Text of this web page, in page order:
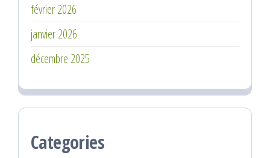
février 2026
janvier 2026
décembre 2025
Categories